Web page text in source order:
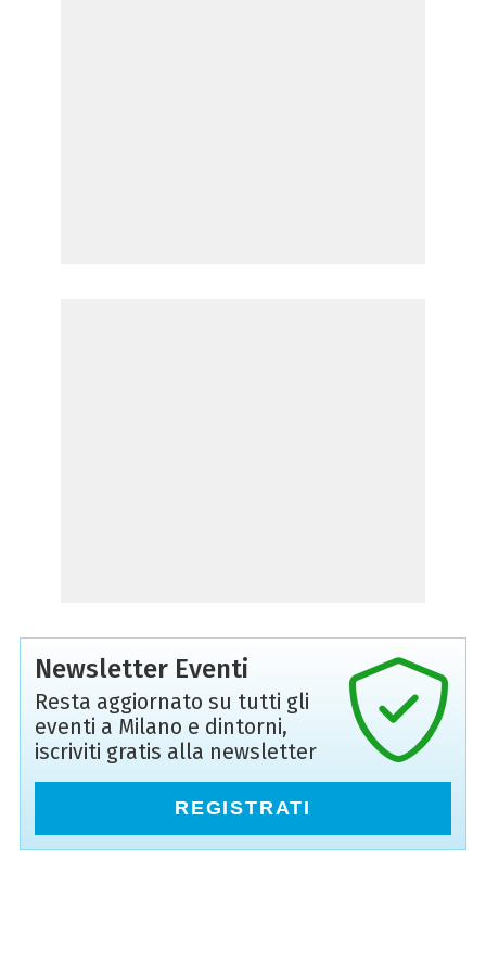
Newsletter Eventi
Resta aggiornato su tutti gli
eventi a Milano e dintorni,
iscriviti gratis alla newsletter
REGISTRATI